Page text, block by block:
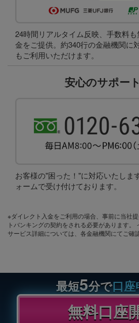
24時間リアルタイム反映、手数料
金をご提供。約340行の金融機関に
もご利用いただけます。
安心のサポー
お客様の"困った！"に対応いたしま
ォームで受け付けております。
※ダイレクト入金をご利用の場合、事前に当社
トバンキングの契約をされる必要があります。
サービス詳細については、各金融機関にてご確
最短5分で口座
無料口座